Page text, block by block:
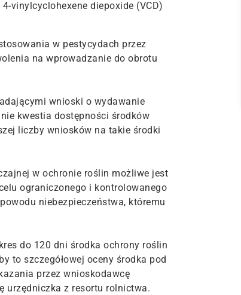
vinylcyclohexene diepoxide (VCD)
w pestycydach przez
na wprowadzanie do obrotu
wnioski o wydawanie
kwestia dostępności środków
liczby wniosków na takie środki
w ochronie roślin możliwe jest
ograniczonego i kontrolowanego
niebezpieczeństwa, któremu
do 120 dni środka ochrony roślin
to szczegółowej oceny środka pod
przez wnioskodawcę
urzędniczka z resortu rolnictwa.